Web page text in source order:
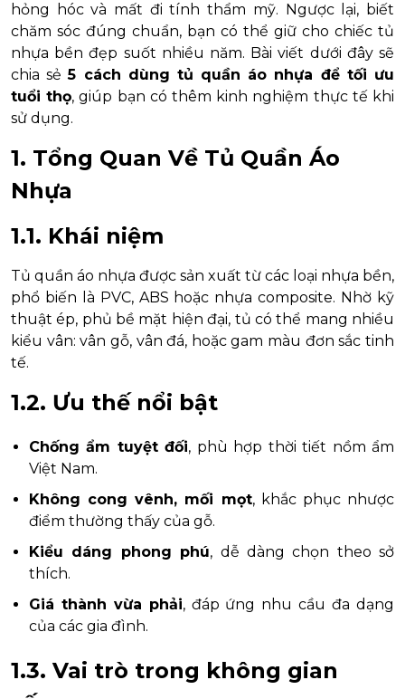
hỏng hóc và mất đi tính thẩm mỹ. Ngược lại, biết
chăm sóc đúng chuẩn, bạn có thể giữ cho chiếc tủ
nhựa bền đẹp suốt nhiều năm. Bài viết dưới đây sẽ
chia sẻ5 cách dùng tủ quần áo nhựa để tối ưu
tuổi thọ, giúp bạn có thêm kinh nghiệm thực tế khi
sử dụng.
1. Tổng Quan Về Tủ Quần Áo
Nhựa
1.1. Khái niệm
Tủ quần áo nhựa được sản xuất từ các loại nhựa bền,
phổ biến là PVC, ABS hoặc nhựa composite. Nhờ kỹ
thuật ép, phủ bề mặt hiện đại, tủ có thể mang nhiều
kiểu vân: vân gỗ, vân đá, hoặc gam màu đơn sắc tinh
tế.
1.2. Ưu thế nổi bật
Chống ẩm tuyệt đối, phù hợp thời tiết nồm ẩm
Việt Nam.
Không cong vênh, mối mọt, khắc phục nhược
điểm thường thấy của gỗ.
Kiểu dáng phong phú, dễ dàng chọn theo sở
thích.
Giá thành vừa phải, đáp ứng nhu cầu đa dạng
của các gia đình.
1.3. Vai trò trong không gian